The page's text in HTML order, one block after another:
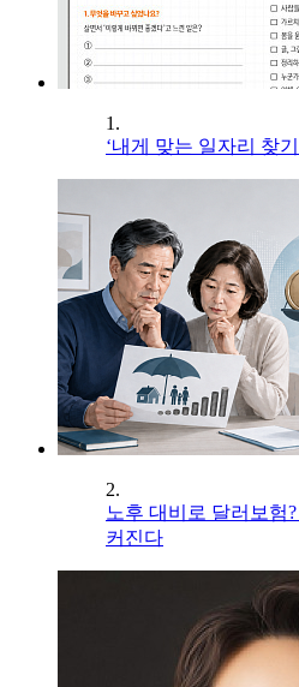
1.
‘내게 맞는 일자리 찾
2.
노후 대비로 달러보험
커진다